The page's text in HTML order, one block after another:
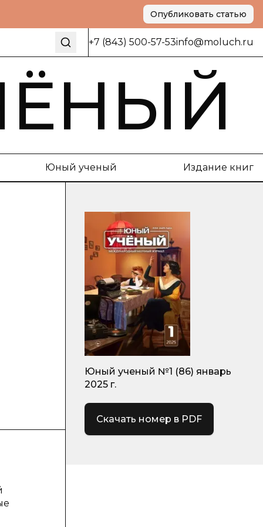
Опубликовать статью
+7 (843) 500-57-53info@moluch.ru
Юный ученый Издание книг
Юный ученый №1 (86) январь
2025 г.
Скачать номер в PDF